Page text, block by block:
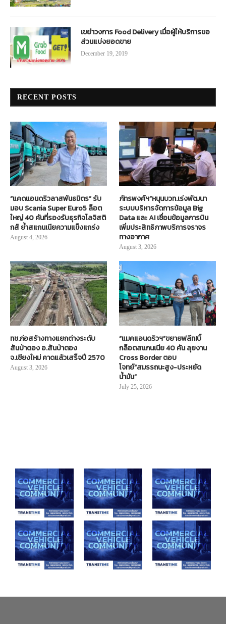
เขย่าวงการ Food Delivery เมื่อผู้ให้บริการขอ
ส่วนแบ่งยอดขาย
December 19, 2019
RECENT POSTS
“แคดแอนดริวลาสพันธมิตร” รับ
มอบ Scania Super Euro5 ล็อต
ใหญ่ 40 คันที่รองรับธุรกิจโลจิสติ
กส์ ย้ำสแกนเนียความแข็งแกร่ง
August 4, 2026
ภัทรพงศ์ฯ”หนุนบวท.เร่งพัฒนา
ระบบบริหารจัดการข้อมูล Big
Data และ AI เชื่อมข้อมูลการบิน
เพิ่มประสิทธิภาพบริการจราจร
ทางอากาศ
August 3, 2026
ทช.ก่อสร้างทางแยกต่างระดับ
สันป่าตอง อ.สันป่าตอง
จ.เชียงใหม่ คาดแล้วเสร็จปี 2570
August 3, 2026
“แมคแอนดริวฯ”ขยายฟลีท!บิ๊
กล็อตสแกนเนีย 40 คัน ลุยงาน
Cross Border ตอบ
โจทย์“สมรรถนะสูง-ประหยัด
น้ำมัน”
July 25, 2026